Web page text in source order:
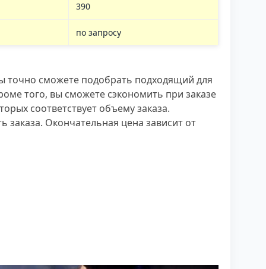
390
по запросу
точно сможете подобрать подходящий для
того, вы сможете сэкономить при заказе
соответствует объему заказа.
Окончательная цена зависит от